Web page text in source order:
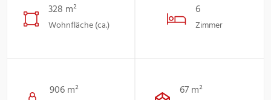
328 m²
Wohnfläche (ca.)
6
Zimmer
906 m² 67 m²